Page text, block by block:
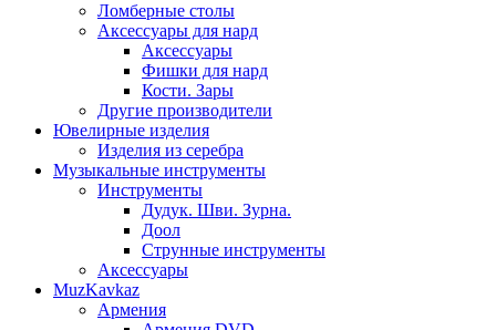
Ломберные столы
Аксессуары для нард
Аксессуары
Фишки для нард
Кости. Зары
Другие производители
Ювелирные изделия
Изделия из серебра
Музыкальные инструменты
Инструменты
Дудук. Шви. Зурна.
Доол
Струнные инструменты
Аксессуары
MuzKavkaz
Армения